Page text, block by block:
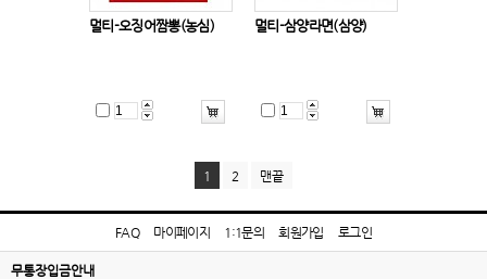
멀티-오징어짬뽕(농심) 멀티-삼양라면(삼양)
1 2 맨끝
FAQ 마이페이지 1:1문의 회원가입 로그인
무통장입금안내